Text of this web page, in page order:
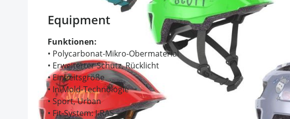
Equipment
Funktionen:
• Polycarbonat-Mikro-Obermaterial
• Erweiterter Schutz, Rücklicht
• Einheitsgröße
• In-Mold-Technologie
• Sport, Urban
• Fit-System: J-RAS